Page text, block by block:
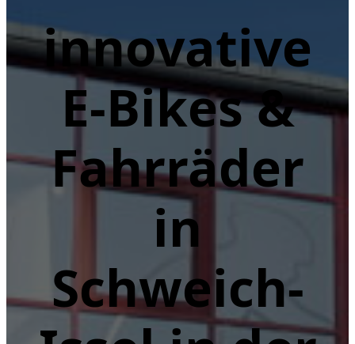
innovative
E-Bikes &
Fahrräder
in
Schweich-